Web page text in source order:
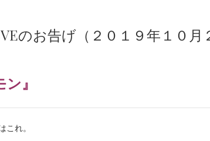
のお告げ（２０１９年１０月
ン』
これ。